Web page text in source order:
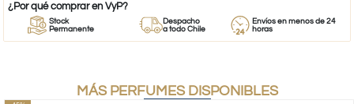
¿Por qué comprar en VyP?
Stock
Permanente
Despacho
a todo Chile
Envíos en menos de 24
horas
MÁS PERFUMES DISPONIBLES